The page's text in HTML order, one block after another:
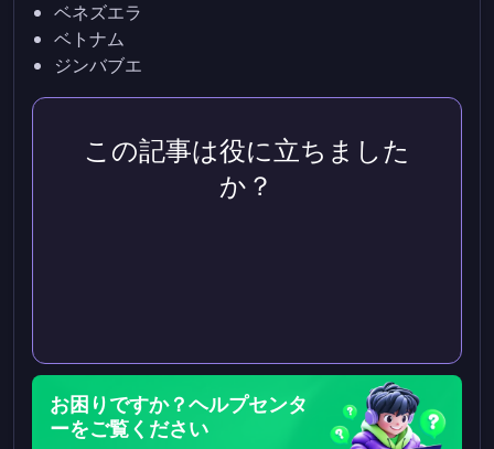
ベネズエラ
ベトナム
ジンバブエ
この記事は役に立ちました
か？
お困りですか？ヘルプセンタ
ーをご覧ください